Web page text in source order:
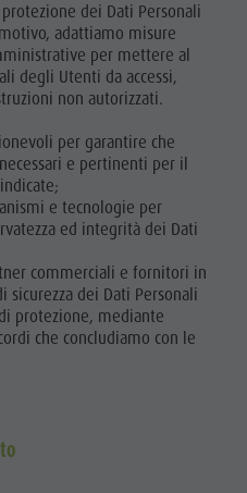
dei Dati Personali
adattiamo misure
per mettere al
degli Utenti da accessi,
non autorizzati.
per garantire che
e pertinenti per il
e tecnologie per
ed integrità dei Dati
commerciali e fornitori in
dei Dati Personali
protezione, mediante
che concludiamo con le